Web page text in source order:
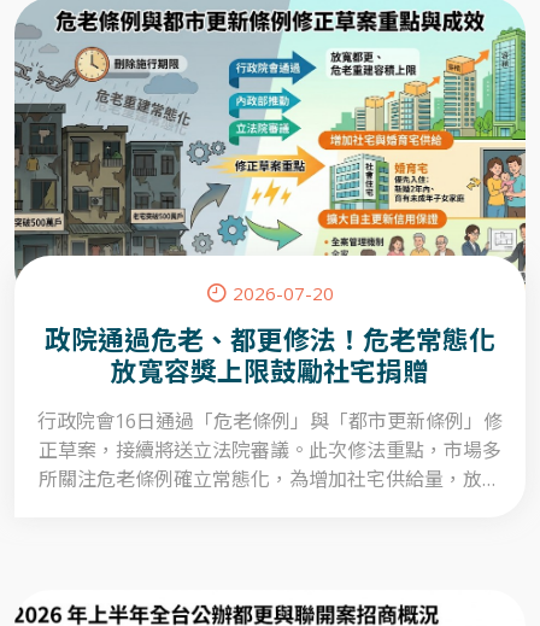
2026-07-20
政院通過危老、都更修法！危老常態化
放寬容獎上限鼓勵社宅捐贈
行政院會16日通過「危老條例」與「都市更新條例」修
正草案，接續將送立法院審議。此次修法重點，市場多
所關注危老條例確立常態化，為增加社宅供給量，放寬